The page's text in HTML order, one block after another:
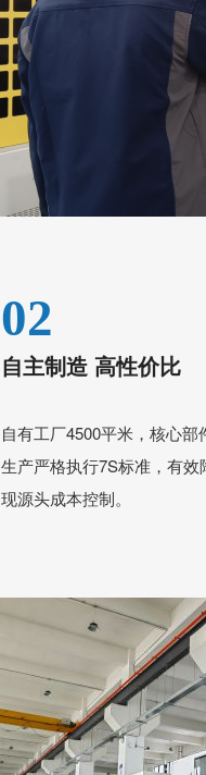
02
自主制造 高性价比
自有工厂4500平米，核心部
生产严格执行7S标准，有
现源头成本控制。